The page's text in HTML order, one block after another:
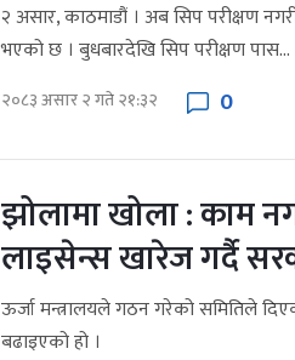
२ असार, काठमाडौं । अब सिप परीक्षण
भएको छ । बुधबारदेखि सिप परीक्षण पास...
२०८३ असार २ गते २१:३२ 0
झोलामा खोला : काम
लाइसेन्स खारेज गर्दै
ऊर्जा मन्त्रालयले गठन गरेको समितिले
बढाइएको हो ।